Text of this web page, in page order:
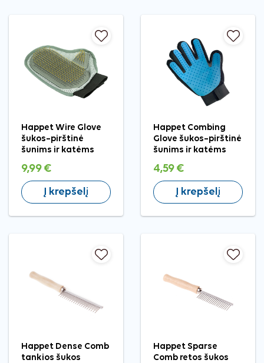
Happet Wire Glove
šukos–pirštinė
šunims ir katėms
9,99 €
Į krepšelį
Happet Combing
Glove šukos–pirštinė
šunims ir katėms
4,59 €
Į krepšelį
Happet Dense Comb
tankios šukos
Happet Sparse
Comb retos šukos